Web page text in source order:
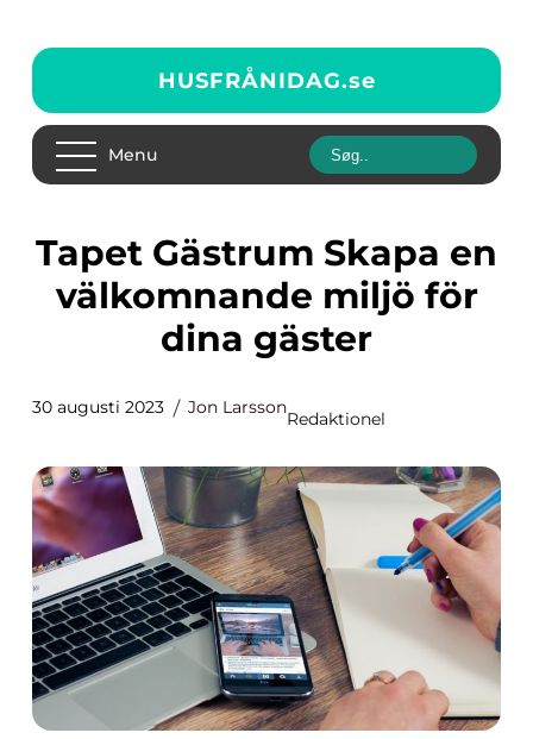
HUSFRÅNIDAG.se
Menu
Tapet Gästrum Skapa en
välkomnande miljö för
dina gäster
30 augusti 2023 Jon Larsson
Redaktionel